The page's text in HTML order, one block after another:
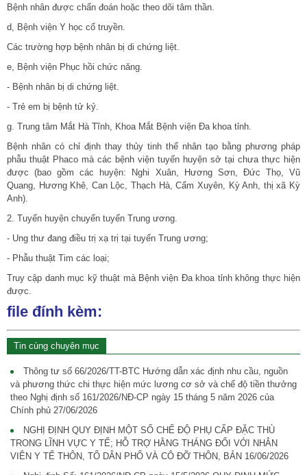
Bệnh nhân được chẩn đoán hoặc theo dõi tâm thần.
d, Bệnh viện Y học cổ truyền.
Các trường hợp bệnh nhân bị di chứng liệt.
e, Bệnh viện Phục hồi chức năng.
- Bệnh nhân bị di chứng liệt.
- Trẻ em bị bệnh tử kỷ.
g. Trung tâm Mắt Hà Tĩnh, Khoa Mắt Bệnh viện Đa khoa tỉnh.
Bệnh nhân có chỉ định thay thủy tinh thể nhân tạo bằng phương pháp
phẫu thuật Phaco mà các bệnh viện tuyến huyện sở tại chưa thực hiện
được (bao gồm các huyện: Nghi Xuân, Hương Sơn, Đức Thọ, Vũ
Quang, Hương Khê, Can Lộc, Thạch Hà, Cẩm Xuyên, Kỳ Anh, thị xã Kỳ
Anh).
2. Tuyến huyện chuyển tuyến Trung ương.
- Ung thư đang điều trị xạ trị tại tuyến Trung ương;
- Phẫu thuật Tim các loại;
Truy cập danh mục kỹ thuật mà Bệnh viện Đa khoa tỉnh không thực hiện
được.
file đính kèm:
Tin cùng chuyên mục
Thông tư số 66/2026/TT-BTC Hướng dẫn xác định nhu cầu, nguồn
và phương thức chi thực hiện mức lương cơ sở và chế độ tiền thưởng
theo Nghị định số 161/2026/NĐ-CP ngày 15 tháng 5 năm 2026 của
Chính phủ 27/06/2026
NGHỊ ĐỊNH QUY ĐỊNH MỘT SỐ CHẾ ĐỘ PHỤ CẤP ĐẶC THÙ
TRONG LĨNH VỰC Y TẾ; HỖ TRỢ HẰNG THÁNG ĐỐI VỚI NHÂN
VIÊN Y TẾ THÔN, TỔ DÂN PHỐ VÀ CÔ ĐỠ THÔN, BẢN 16/06/2026